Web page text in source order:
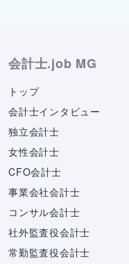
会計士.job MG
トップ
会計士インタビュー
独立会計士
女性会計士
CFO会計士
事業会社会計士
コンサル会計士
社外監査役会計士
常勤監査役会計士